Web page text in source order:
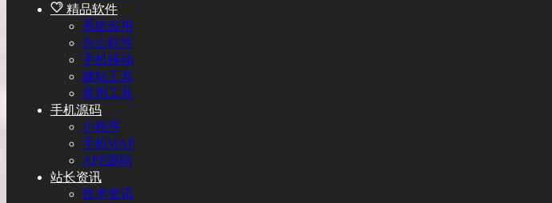
精品软件
系统应用
办公软件
手机移动
建站工具
常用工具
手机源码
小程序
手机WAP
APP源码
站长资讯
技术资讯